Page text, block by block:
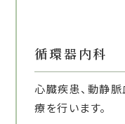
循環器内科
心臓疾患、動静
療を行います。